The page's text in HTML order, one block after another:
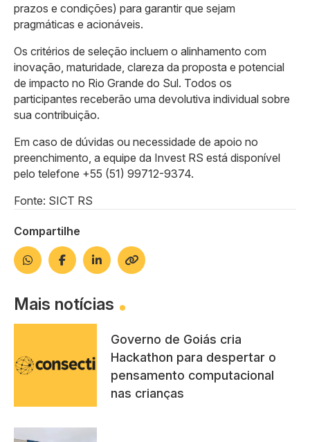
prazos e condições) para garantir que sejam
pragmáticas e acionáveis.
Os critérios de seleção incluem o alinhamento com
inovação, maturidade, clareza da proposta e potencial
de impacto no Rio Grande do Sul. Todos os
participantes receberão uma devolutiva individual sobre
sua contribuição.
Em caso de dúvidas ou necessidade de apoio no
preenchimento, a equipe da Invest RS está disponível
pelo telefone +55 (51) 99712-9374.
Fonte: SICT RS
Compartilhe
Mais notícias
Governo de Goiás cria
Hackathon para despertar o
pensamento computacional
nas crianças